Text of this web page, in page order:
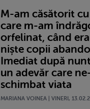
M-am căsătorit
care m-am
orfelinat, când
niște copii
Imediat după
un adevăr care
schimbat viata
MARIANA VOINEA | VINERI,